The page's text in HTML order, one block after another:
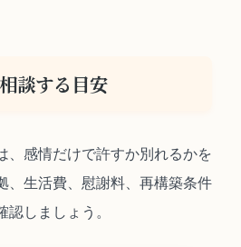
談する目安
、感情だけで許すか別れるかを
、生活費、慰謝料、再構築条件
しましょう。